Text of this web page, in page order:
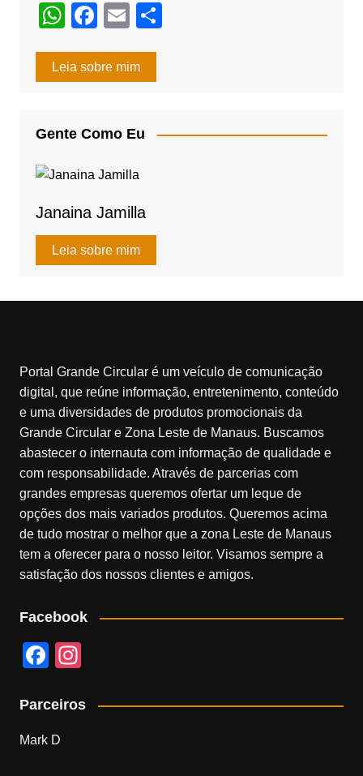
W
at
p
p
F
c
o
o
E
ail
Leia sobre mim
Gente Como Eu
Janaina Jamilla
Leia sobre mim
Portal Grande Circular é um veículo de comunicação
digital, que reúne informação, entretenimento, conteúdo
e uma diversidades de produtos promocionais da
Grande Circular e Zona Leste de Manaus. Buscamos
abastecer o internauta com informação de qualidade e
com responsabilidade. Através de parcerias com
grandes empresas queremos ofertar um leque de
opções dos mais variados produtos. Queremos acima
de tudo mostrar o melhor que a zona Leste de Manaus
tem a oferecer para o nosso leitor. Visamos sempre a
satisfação dos nossos clientes e amigos.
Facebook
F
c
e
a
Parceiros
Mark D